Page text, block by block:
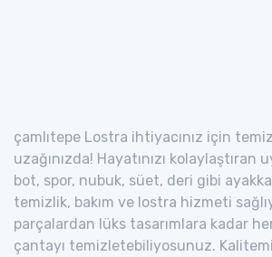
çamlıtepe Lostra ihtiyacınız için
uzağınızda! Hayatınızı kolaylaştıran
bot, spor, nubuk, süet, deri gibi
temizlik, bakım ve lostra hizmeti
parçalardan lüks tasarımlara kadar
çantayı temizletebiliyosunuz.